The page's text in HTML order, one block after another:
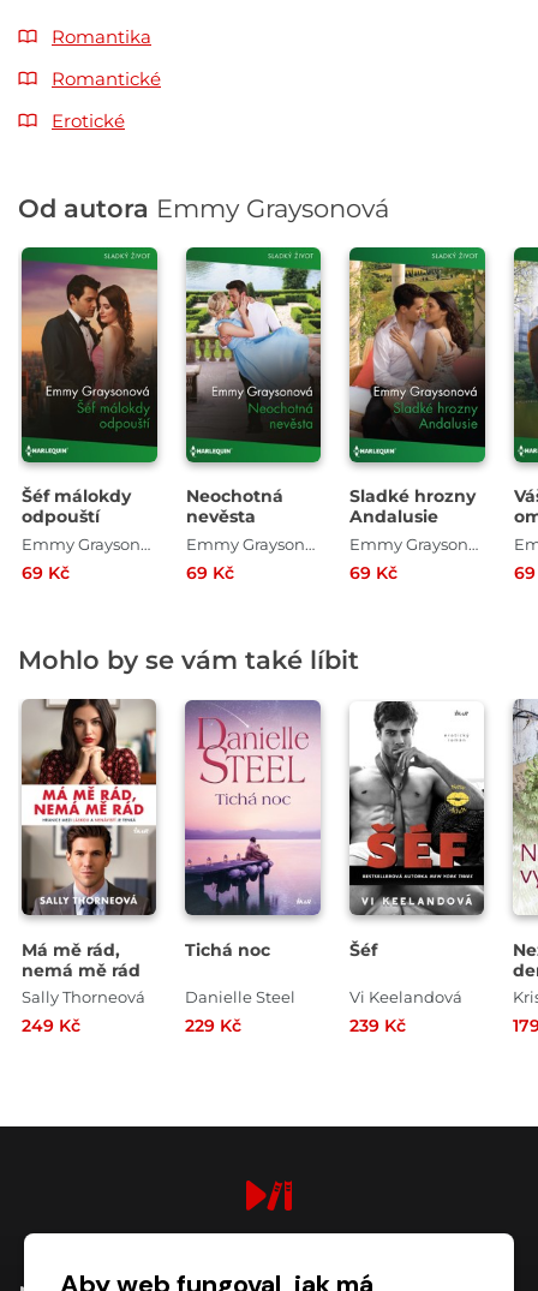
Romantika
Romantické
Erotické
Od autora Emmy Graysonová
Šéf málokdy
odpouští
Emmy Graysonová
69 Kč
Neochotná
nevěsta
Emmy Graysonová
69 Kč
Sladké hrozny
Andalusie
Emmy Graysonová
69 Kč
Mohlo by se vám také líbit
Má mě rád,
nemá mě rád
Sally Thorneová
249 Kč
Tichá noc
Danielle Steel
229 Kč
Šéf
Vi Keelandová
239 Kč